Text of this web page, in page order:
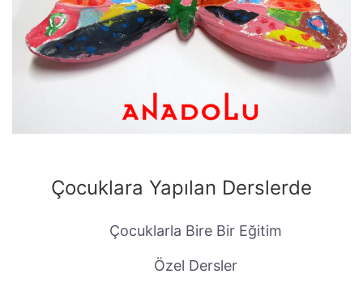
Çocuklara Yapılan Derslerde
Çocuklarla Bire Bir Eğitim
Özel Dersler